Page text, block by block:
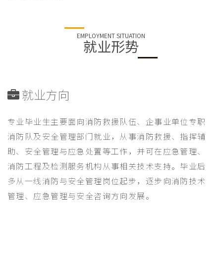
EMPLOYMENT SITUATION
就业形势
就业方向
专业毕业生主要面向消防救援队伍、企事业单位专职
消防队及安全管理部门就业，从事消防救援、指挥辅
助、安全管理与应急处置等工作，并可在应急管理、
消防工程及检测服务机构从事相关技术支持。毕业后
多从一线消防与安全管理岗位起步，逐步向消防技术
管理、应急管理与安全咨询方向发展。